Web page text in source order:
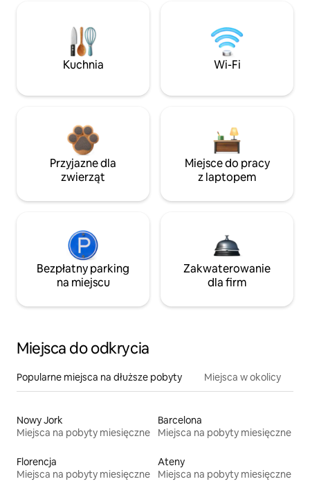
Kuchnia Wi-Fi
Przyjazne dla
zwierząt
Miejsce do pracy
z laptopem
Bezpłatny parking
na miejscu
Zakwaterowanie
dla firm
Miejsca do odkrycia
Popularne miejsca na dłuższe pobyty Miejsca w okolicy
Nowy Jork
Miejsca na pobyty miesięczne
Barcelona
Miejsca na pobyty miesięczne
Florencja
Miejsca na pobyty miesięczne
Ateny
Miejsca na pobyty miesięczne